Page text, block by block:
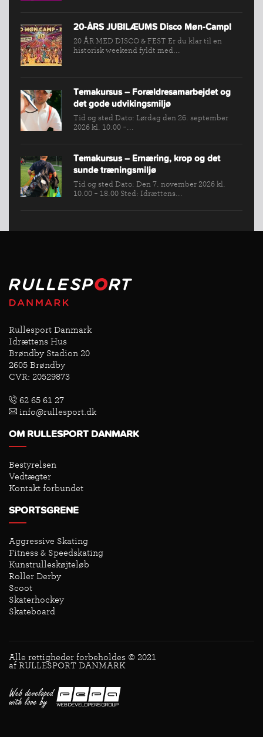
20-ÅRS JUBILÆUMS Disco Møn-Camp!
20 ÅR MED DISCO & FEST Er du klar til en
historisk weekend fyldt med...
Temakursus – Forældresamarbejdet og
det gode udvikingsmiljø
Tid og sted Dato: Lørdag den 26. september
2026 kl. 10.00 -...
Temakursus – Ernæring, krop og det
sunde træningsmiljø
Tid og sted Dato: Den 7. november 2026 kl.
10.00 - 18.00 Sted: Idrættens...
Rullesport Danmark
Idrættens Hus
Brøndby Stadion 20
2605 Brøndby
CVR: 20529873
62 65 61 27
info@rullesport.dk
OM RULLESPORT DANMARK
Bestyrelsen
Vedtægter
Kontakt forbundet
SPORTSGRENE
Aggressive Skating
Fitness & Speedskating
Kunstrulleskøjteløb
Roller Derby
Scoot
Skaterhockey
Skateboard
Alle rettigheder forbeholdes © 2021
af RULLESPORT DANMARK